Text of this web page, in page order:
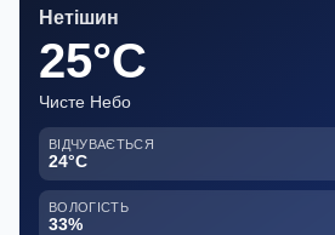
Нетішин
25°C
Чисте Небо
ВІДЧУВАЄТЬСЯ
24°C
ВОЛОГІСТЬ
33%